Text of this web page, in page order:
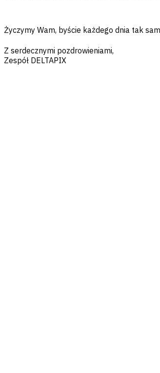
Życzymy Wam, byście każdego dnia tak
Z serdecznymi pozdrowieniami,
Zespół DELTAPIX